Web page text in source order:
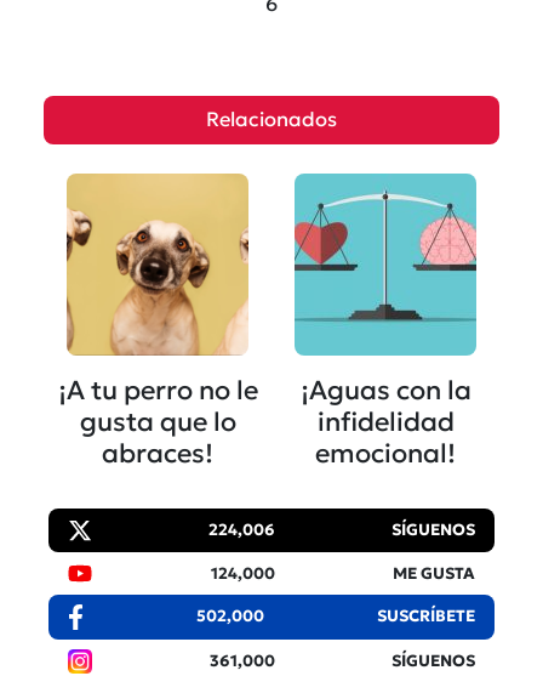
Relacionados
¡A tu perro no le
gusta que lo
abraces!
¡Aguas con la
infidelidad
emocional!
224,006 SÍGUENOS
124,000 ME GUSTA
502,000 SUSCRÍBETE
361,000 SÍGUENOS